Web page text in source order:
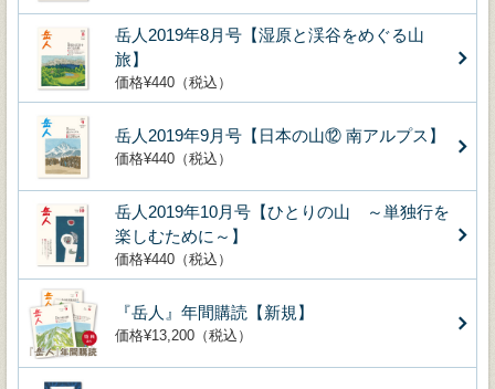
岳人2019年8月号【湿原と渓谷をめぐる山
旅】
価格¥440（税込）
岳人2019年9月号【日本の山⑫ 南アルプス】
価格¥440（税込）
岳人2019年10月号【ひとりの山 ～単独行を
楽しむために～】
価格¥440（税込）
『岳人』年間購読【新規】
価格¥13,200（税込）